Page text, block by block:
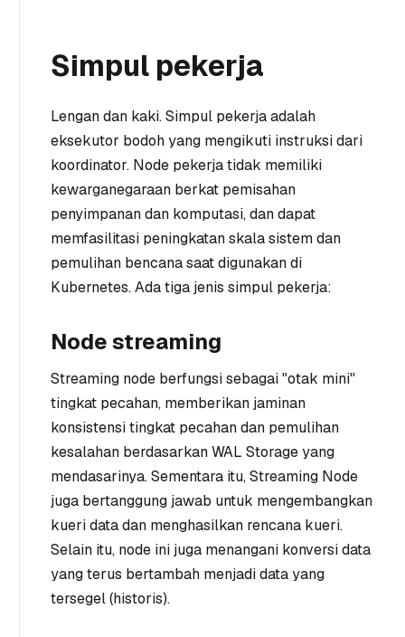
Simpul pekerja
Lengan dan kaki. Simpul pekerja adalah
eksekutor bodoh yang mengikuti instruksi dari
koordinator. Node pekerja tidak memiliki
kewarganegaraan berkat pemisahan
penyimpanan dan komputasi, dan dapat
memfasilitasi peningkatan skala sistem dan
pemulihan bencana saat digunakan di
Kubernetes. Ada tiga jenis simpul pekerja:
Node streaming
Streaming node berfungsi sebagai "otak mini"
tingkat pecahan, memberikan jaminan
konsistensi tingkat pecahan dan pemulihan
kesalahan berdasarkan WAL Storage yang
mendasarinya. Sementara itu, Streaming Node
juga bertanggung jawab untuk mengembangkan
kueri data dan menghasilkan rencana kueri.
Selain itu, node ini juga menangani konversi data
yang terus bertambah menjadi data yang
tersegel (historis).